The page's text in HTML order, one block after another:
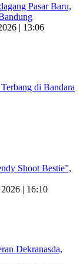
Pasar Baru,
| 13:06
di Bandara
Shoot Bestie”,
| 16:10
Dekranasda,